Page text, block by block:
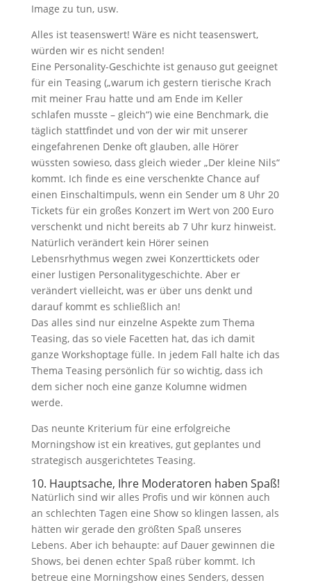
Image zu tun, usw.
Alles ist teasenswert! Wäre es nicht teasenswert,
würden wir es nicht senden!
Eine Personality-Geschichte ist genauso gut geeignet
für ein Teasing („warum ich gestern tierische Krach
mit meiner Frau hatte und am Ende im Keller
schlafen musste – gleich“) wie eine Benchmark, die
täglich stattfindet und von der wir mit unserer
eingefahrenen Denke oft glauben, alle Hörer
wüssten sowieso, dass gleich wieder „Der kleine Nils“
kommt. Ich finde es eine verschenkte Chance auf
einen Einschaltimpuls, wenn ein Sender um 8 Uhr 20
Tickets für ein großes Konzert im Wert von 200 Euro
verschenkt und nicht bereits ab 7 Uhr kurz hinweist.
Natürlich verändert kein Hörer seinen
Lebensrhythmus wegen zwei Konzerttickets oder
einer lustigen Personalitygeschichte. Aber er
verändert vielleicht, was er über uns denkt und
darauf kommt es schließlich an!
Das alles sind nur einzelne Aspekte zum Thema
Teasing, das so viele Facetten hat, das ich damit
ganze Workshoptage fülle. In jedem Fall halte ich das
Thema Teasing persönlich für so wichtig, dass ich
dem sicher noch eine ganze Kolumne widmen
werde.
Das neunte Kriterium für eine erfolgreiche
Morningshow ist ein kreatives, gut geplantes und
strategisch ausgerichtetes Teasing.
10. Hauptsache, Ihre Moderatoren haben Spaß!
Natürlich sind wir alles Profis und wir können auch
an schlechten Tagen eine Show so klingen lassen, als
hätten wir gerade den größten Spaß unseres
Lebens. Aber ich behaupte: auf Dauer gewinnen die
Shows, bei denen echter Spaß rüber kommt. Ich
betreue eine Morningshow eines Senders, dessen